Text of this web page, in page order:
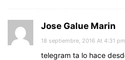
Jose Galue Marin
18 septiembre, 2016 At 4:31 pm
telegram ta lo hace